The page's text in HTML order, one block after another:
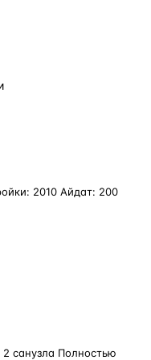
2010 Айдат: 200
санузла Полностью